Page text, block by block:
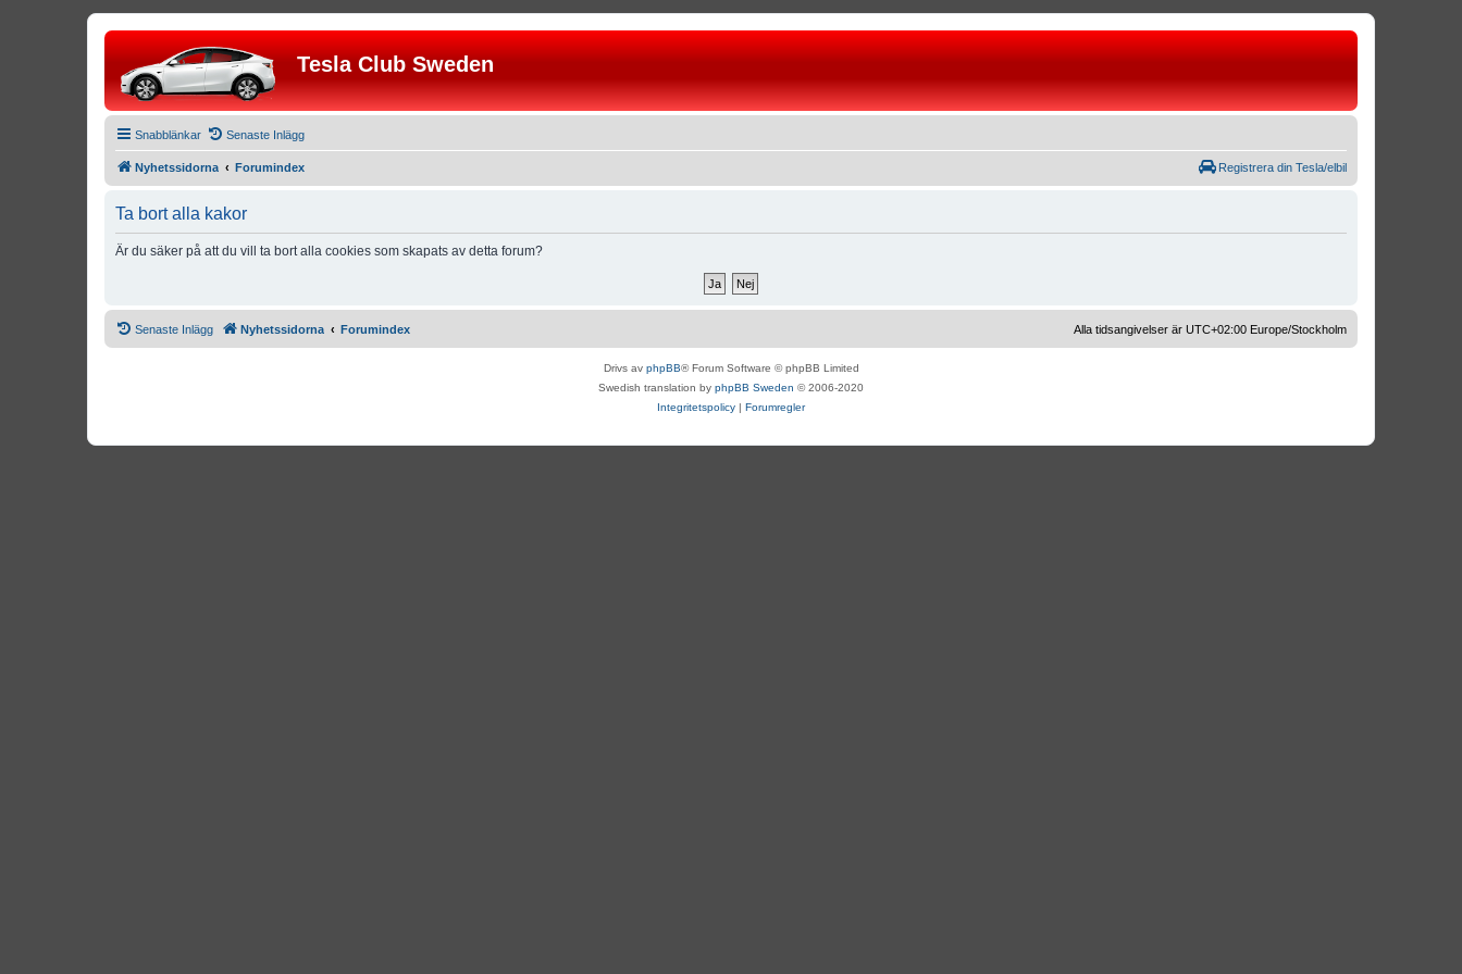
Tesla Club Sweden
Snabblänkar Senaste Inlägg
Nyhetssidorna Forumindex Registrera din Tesla/elbil
Ta bort alla kakor
Är du säker på att du vill ta bort alla cookies som skapats av detta forum?
Senaste Inlägg Nyhetssidorna Forumindex Alla tidsangivelser är UTC+02:00 Europe/Stockholm
Drivs av phpBB® Forum Software © phpBB Limited
Swedish translation by phpBB Sweden © 2006-2020
Integritetspolicy | Forumregler